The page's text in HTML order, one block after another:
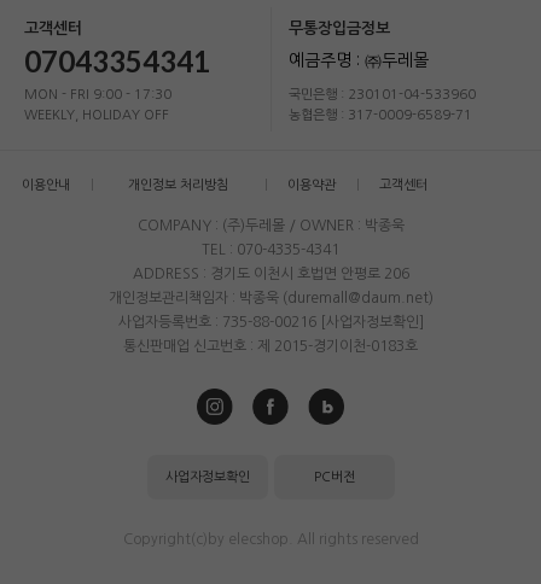
고객센터
07043354341
MON - FRI 9:00 - 17:30
WEEKLY, HOLIDAY OFF
무통장입금정보
예금주명 : ㈜두레몰
국민은행 : 230101-04-533960
농협은행 : 317-0009-6589-71
이용안내 개인정보 처리방침 이용약관 고객센터
COMPANY : (주)두레몰 / OWNER : 박종욱
TEL : 070-4335-4341
ADDRESS : 경기도 이천시 호법면 안평로 206
개인정보관리책임자 : 박종욱 (duremall@daum.net)
사업자등록번호 : 735-88-00216
[사업자정보확인]
통신판매업 신고번호 : 제 2015-경기이천-0183호
사업자정보확인 PC버전
Copyright(c)by elecshop. All rights reserved